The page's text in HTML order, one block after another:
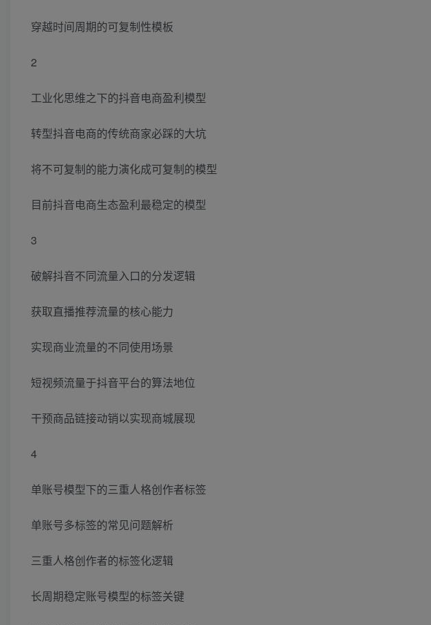
穿越时间周期的可复制性模板
2
工业化思维之下的抖音电商盈利模型
转型抖音电商的传统商家必踩的大坑
将不可复制的能力演化成可复制的模型
目前抖音电商生态盈利最稳定的模型
3
破解抖音不同流量入口的分发逻辑
获取直播推荐流量的核心能力
实现商业流量的不同使用场景
短视频流量于抖音平台的算法地位
干预商品链接动销以实现商城展现
4
单账号模型下的三重人格创作者标签
单账号多标签的常见问题解析
三重人格创作者的标签化逻辑
长周期稳定账号模型的标签关键